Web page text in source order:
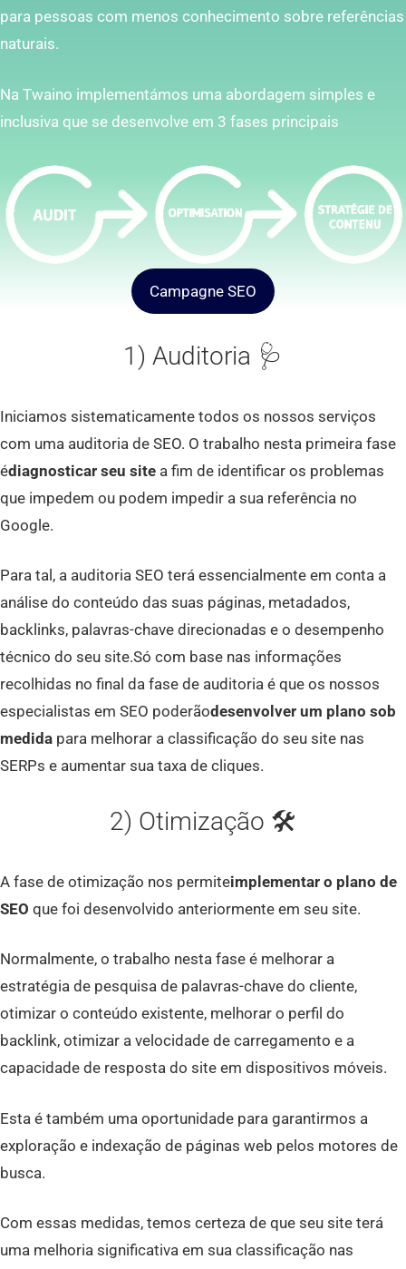
para pessoas com menos conhecimento sobre referências
naturais.
Na Twaino implementámos uma abordagem simples e
inclusiva que se desenvolve em 3 fases principais
Campagne SEO
1) Auditoria 🩺
Iniciamos sistematicamente todos os nossos serviços
com uma auditoria de SEO. O trabalho nesta primeira fase
édiagnosticar seu site a fim de identificar os problemas
que impedem ou podem impedir a sua referência no
Google.
Para tal, a auditoria SEO terá essencialmente em conta a
análise do conteúdo das suas páginas, metadados,
backlinks, palavras-chave direcionadas e o desempenho
técnico do seu site.Só com base nas informações
recolhidas no final da fase de auditoria é que os nossos
especialistas em SEO poderãodesenvolver um plano sob
medida para melhorar a classificação do seu site nas
SERPs e aumentar sua taxa de cliques.
2) Otimização 🛠
A fase de otimização nos permiteimplementar o plano de
SEO que foi desenvolvido anteriormente em seu site.
Normalmente, o trabalho nesta fase é melhorar a
estratégia de pesquisa de palavras-chave do cliente,
otimizar o conteúdo existente, melhorar o perfil do
backlink, otimizar a velocidade de carregamento e a
capacidade de resposta do site em dispositivos móveis.
Esta é também uma oportunidade para garantirmos a
exploração e indexação de páginas web pelos motores de
busca.
Com essas medidas, temos certeza de que seu site terá
uma melhoria significativa em sua classificação nas